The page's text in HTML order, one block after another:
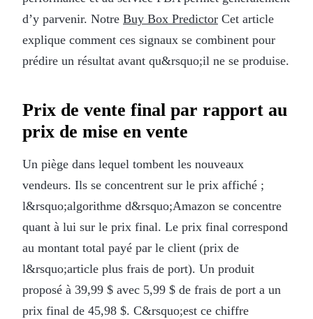
d’y parvenir. Notre Buy Box Predictor Cet article
explique comment ces signaux se combinent pour
prédire un résultat avant qu&rsquo;il ne se produise.
Prix de vente final par rapport au
prix de mise en vente
Un piège dans lequel tombent les nouveaux
vendeurs. Ils se concentrent sur le prix affiché ;
l&rsquo;algorithme d&rsquo;Amazon se concentre
quant à lui sur le prix final. Le prix final correspond
au montant total payé par le client (prix de
l&rsquo;article plus frais de port). Un produit
proposé à 39,99 $ avec 5,99 $ de frais de port a un
prix final de 45,98 $. C&rsquo;est ce chiffre